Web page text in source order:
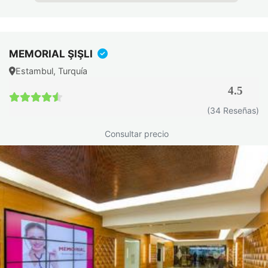
que pueden influir en la evolución de la enfermedad.
Estudios de imagen: resonancia magnética,
extensión y gravedad de las lesiones.
Estos exámenes permiten a los especialistas diseñar un
plan terapéutico individualizado, optimizando la eficacia del
tratamiento y reduciendo riesgos.
Importancia del diagnóstico temprano
Detectar la enfermedad de Crohn a tiempo es clave para:
Evitar complicaciones intestinales graves como
obstrucciones o perforaciones.
Planificar tratamientos farmacológicos o quirúrgicos de
MEMORIAL ŞIŞLI
Estambul, Turquía
4.5
(34 Reseñas)
Consultar precio